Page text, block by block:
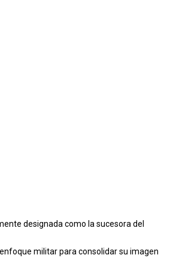
designada como la sucesora del
militar para consolidar su imagen